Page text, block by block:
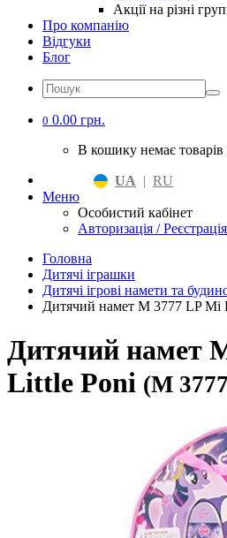
Акції на різні
Про компанію
Відгуки
Блог
0 0.00 грн.
В кошику немає товарів
UA | RU
Меню
Особистий кабінет
Авторизація / Реєстрація
Головна
Дитячі іграшки
Дитячі ігрові намети та
Дитячий намет M 3777 LP Mi
Дитячий намет
Little Poni (M